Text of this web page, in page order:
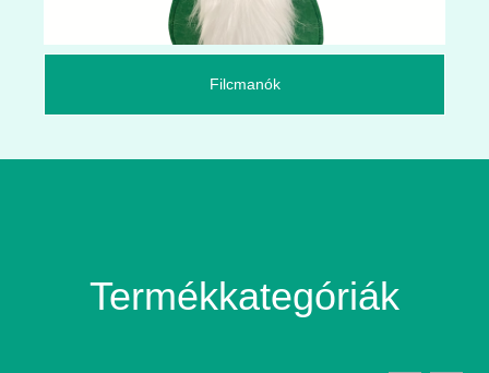
Filcmanók
Termékkategóriák